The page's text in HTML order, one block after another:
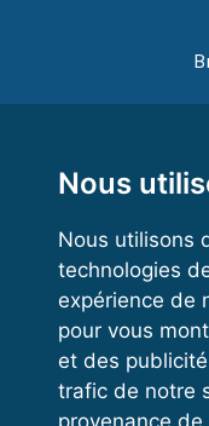
Nous
Nous utilisons
technologies
expérience de
pour vous
et des
trafic de notre
provenance de